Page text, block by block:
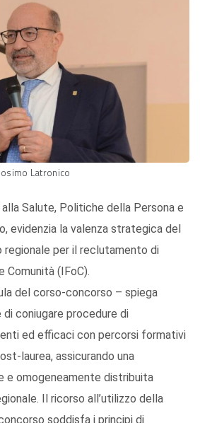
Latronico
alla Salute, Politiche della Persona e
evidenzia la valenza strategica del
per il reclutamento di
Comunità (IFoC).
del corso-concorso – spiega
coniugare procedure di
ed efficaci con percorsi formativi
laurea, assicurando una
e omogeneamente distribuita
Il ricorso all’utilizzo della
soddisfa i principi di